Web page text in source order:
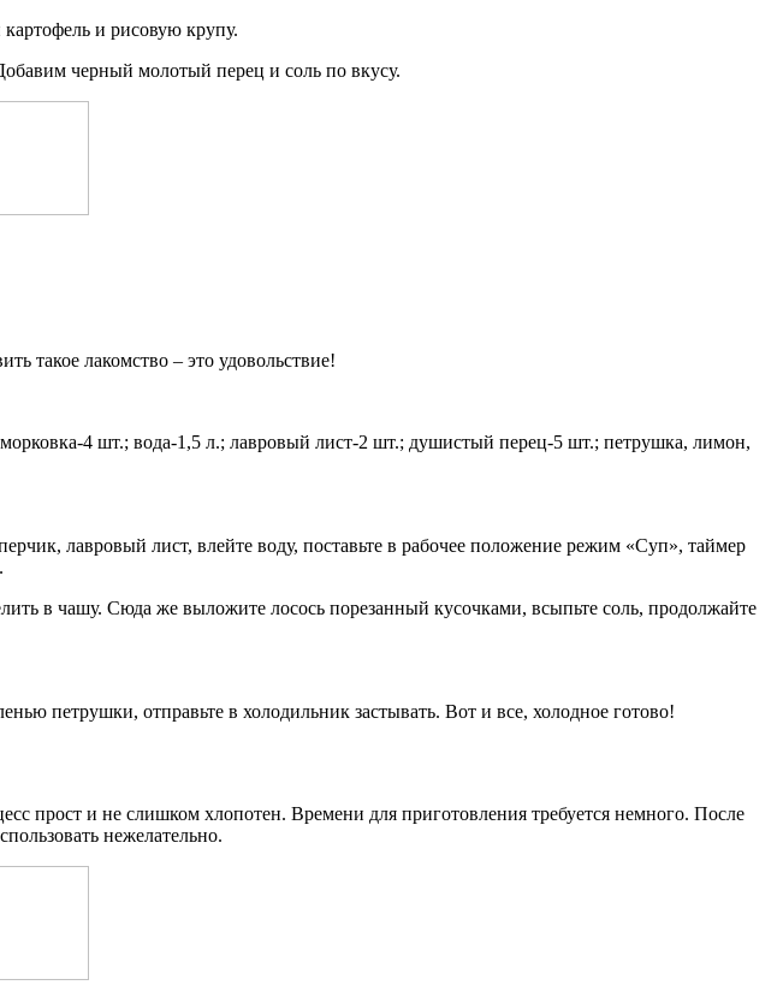
и рисовую крупу.
черный молотый перец и соль по вкусу.
такое лакомство – это удовольствие!
4 шт.; вода-1,5 л.; лавровый лист-2 шт.; душистый перец-5 шт.; петрушка, лимон,
лавровый лист, влейте воду, поставьте в рабочее положение режим «Суп», таймер
в чашу. Сюда же выложите лосось порезанный кусочками, всыпьте соль, продолжайте
петрушки, отправьте в холодильник застывать. Вот и все, холодное готово!
прост и не слишком хлопотен. Времени для приготовления требуется немного. После
нежелательно.